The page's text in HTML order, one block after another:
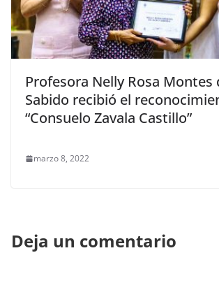
Profesora Nelly Rosa Montes
Sabido recibió el
“Consuelo Zavala Castillo”
marzo 8, 2022
Deja un comentario